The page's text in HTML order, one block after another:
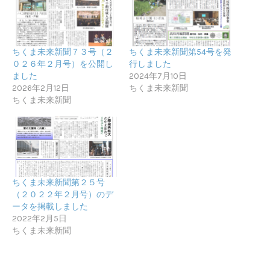
ちくま未来新聞７３号（２
０２６年２月号）を公開し
ました
2026年2月12日
ちくま未来新聞
ちくま未来新聞第54号を発
行しました
2024年7月10日
ちくま未来新聞
ちくま未来新聞第２５号
（２０２２年２月号）のデ
ータを掲載しました
2022年2月5日
ちくま未来新聞